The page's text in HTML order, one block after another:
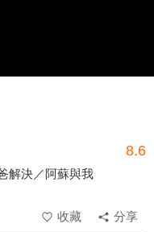
8.6
解決／阿蘇與我
收藏
分享